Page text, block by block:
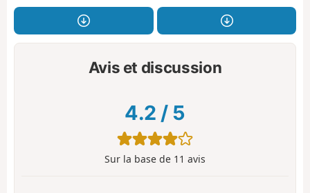
Avis et discussion
4.2 / 5
Sur la base de 11 avis